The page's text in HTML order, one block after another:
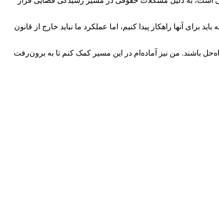
آنها راهکار پیدا کنیم، اما عملکرد ما نباید خارج از قانون
باشند. من نیز آماده‌ام در این مسیر کمک کنم تا به برون‌رفت